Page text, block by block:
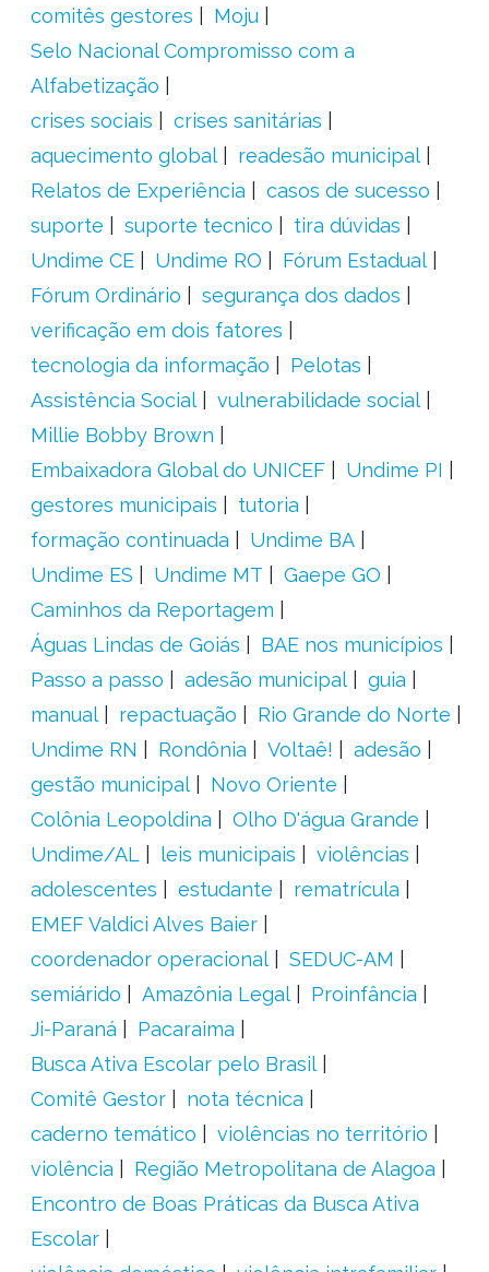
comitês gestores
Moju
Selo Nacional Compromisso com a
Alfabetização
crises sociais
crises sanitárias
aquecimento global
readesão municipal
Relatos de Experiência
casos de sucesso
suporte
suporte tecnico
tira dúvidas
Undime CE
Undime RO
Fórum Estadual
Fórum Ordinário
segurança dos dados
verificação em dois fatores
tecnologia da informação
Pelotas
Assistência Social
vulnerabilidade social
Millie Bobby Brown
Embaixadora Global do UNICEF
Undime PI
gestores municipais
tutoria
formação continuada
Undime BA
Undime ES
Undime MT
Gaepe GO
Caminhos da Reportagem
Águas Lindas de Goiás
BAE nos municípios
Passo a passo
adesão municipal
guia
manual
repactuação
Rio Grande do Norte
Undime RN
Rondônia Voltaê!
adesão
gestão municipal
Novo Oriente
Colônia Leopoldina
Olho D'água Grande
Undime/AL
leis municipais
violências
adolescentes
estudante
rematrícula
EMEF Valdici Alves Baier
coordenador operacional
SEDUC-AM
semiárido
Amazônia Legal
Proinfância
Ji-Paraná
Pacaraima
Busca Ativa Escolar pelo Brasil
Comitê Gestor
nota técnica
caderno temático
violências no território
violência
Região Metropolitana de Alagoa
Encontro de Boas Práticas da Busca Ativa
Escolar